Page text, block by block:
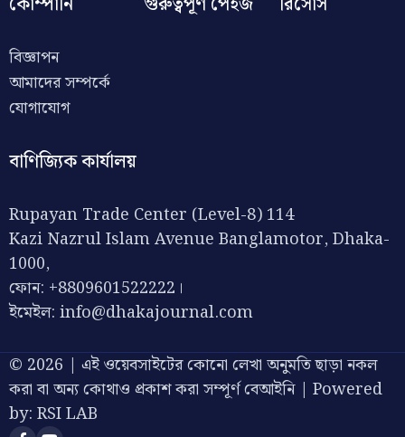
বিজ্ঞাপন
আমাদের সম্পর্কে
যোগাযোগ
বাণিজ্যিক কার্যালয়
Rupayan Trade Center (Level-8) 114
Kazi Nazrul Islam Avenue Banglamotor, Dhaka-
1000,
ফোন: +8809601522222।
ইমেইল: info@dhakajournal.com
© 2026 | এই ওয়েবসাইটের কোনো লেখা অনুমতি ছাড়া নকল
করা বা অন্য কোথাও প্রকাশ করা সম্পূর্ণ বেআইনি | Powered
by: RSI LAB